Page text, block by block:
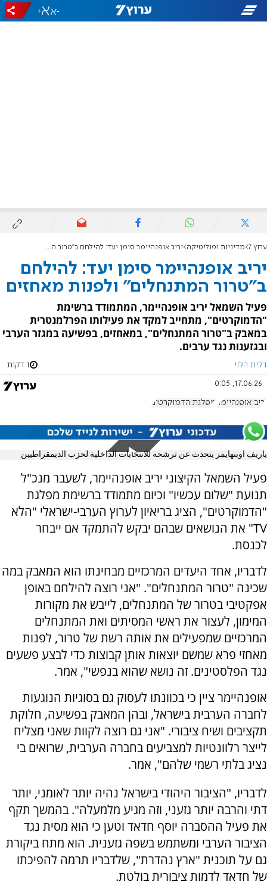
-
+
ערוץ 7 מדיניות ופוליטיקה יריב אופנהיימר סימן יעד: להילחם ב"טרור המתנחלים" ולפנות מאחזים
יריב אופנהיימר סימן יעד: להילחם
ב"טרור המתנחלים" ולפנות מאחזים
פעיל השמאל יריב אופנהיימר, המתמודד ברשימת
"הדמוקרטים", מתחייב למקד את פעילותו הפרלמנטרית
במאבק ב"טרור המתנחלים", במאחזים, בפשיעה במגזר הערבי
ובגזענות נגד ערבים.
דלית הלוי 1 דקות
17.06.26, 0:05
יריב אופנהיימר מפלגת הדמוקרטים
ياريف اوبنهايمر يتحدث عن ترشحه للانتخابات الداخلية لحزب الديمقراطيين
פעיל השמאל הקיצוני יריב אופנהיימר, לשעבר מנכ"ל
תנועת "שלום עכשיו" וכיום מתמודד ברשימת מפלגת
"הדמוקרטים", הציג בריאיון לערוץ הערבי-ישראלי "הלא
TV" את הנושאים שבהם יבקש להתמקד אם ייבחר
לכנסת.
לדבריו, אחד היעדים המרכזיים מבחינתו הוא המאבק במה
שכינה "טרור המתנחלים". "אני רוצה להילחם באופן
אפקטיבי בטרור של המתנחלים, לייבש את מקורות
המימון, לעצור את ראשי המסיתים ואת המתנחלים
המרכזיים שמפעילים את אותה רשת של טרור, לפנות
מאחזי פרא שמשם יוצאות אותן קבוצות כדי לבצע פשעים
נגד הפלסטינים. זה נושא שהוא בנפשי", אמר.
אופנהיימר ציין כי בכוונתו לעסוק גם בסוגיות הנוגעות
לחברה הערבית בישראל, ובהן המאבק בפשיעה, חלוקת
תקציבים ושיח ציבורי. "אני גם רוצה לקוות שאני מצליח
לייצר רלוונטיות למצביעים בחברה הערבית, שרואים בי
נציג בלתי רשמי שלהם", אמר.
לדבריו, "הציבור היהודי בישראל נהיה יותר לאומני, יותר
דתי והרבה יותר גזעני, וזה מגיע מלמעלה". בהמשך תקף
את פעיל ההסברה יוסף חדאד וטען כי הוא מסית נגד
הציבור הערבי ומשתמש בשפה גזענית. הוא מתח ביקורת
גם על תוכנית "ארץ נהדרת", שלדבריו תרמה להפיכתו
של חדאד לדמות ציבורית בולטת.